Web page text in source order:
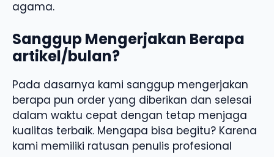
agama.
Sanggup Mengerjakan Berapa
artikel/bulan?
Pada dasarnya kami sanggup mengerjakan
berapa pun order yang diberikan dan selesai
dalam waktu cepat dengan tetap menjaga
kualitas terbaik. Mengapa bisa begitu? Karena
kami memiliki ratusan penulis profesional